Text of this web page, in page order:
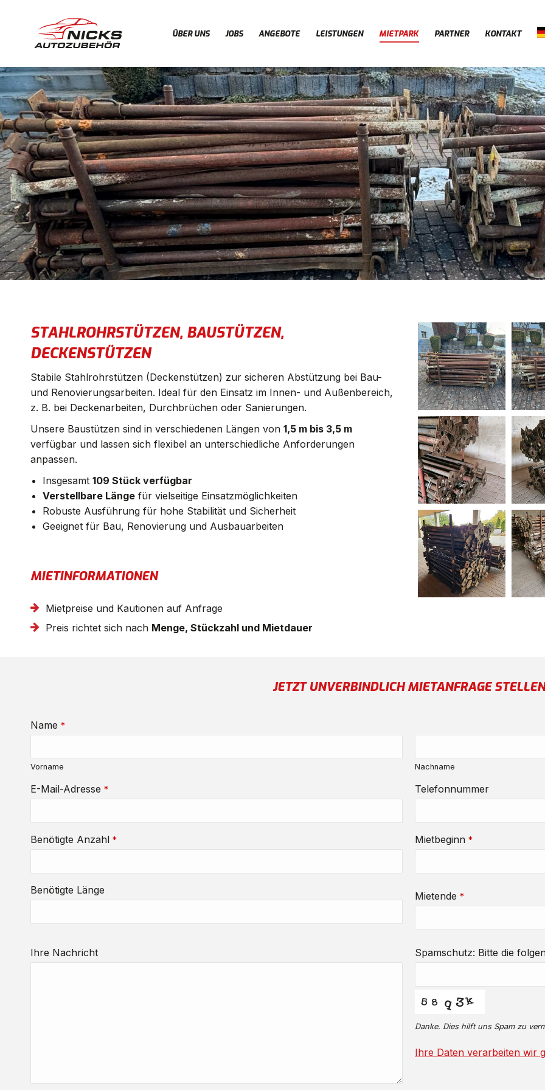
ÜBER UNS JOBS ANGEBOTE LEISTUNGEN MIETPARK PARTNER KONTAKT
STAHLROHRSTÜTZEN, BAUSTÜTZEN,
DECKENSTÜTZEN
Stabile Stahlrohrstützen (Deckenstützen) zur sicheren Abstützung bei Bau-
und Renovierungsarbeiten. Ideal für den Einsatz im Innen- und Außenbereich,
z. B. bei Deckenarbeiten, Durchbrüchen oder Sanierungen.
Unsere Baustützen sind in verschiedenen Längen von 1,5 m bis 3,5 m
verfügbar und lassen sich flexibel an unterschiedliche Anforderungen
anpassen.
Insgesamt 109 Stück verfügbar
Verstellbare Länge für vielseitige Einsatzmöglichkeiten
Robuste Ausführung für hohe Stabilität und Sicherheit
Geeignet für Bau, Renovierung und Ausbauarbeiten
MIETINFORMATIONEN
Mietpreise und Kautionen auf Anfrage
Preis richtet sich nach Menge, Stückzahl und Mietdauer
JETZT UNVERBINDLICH MIETANFRAGE STELLEN
Name *
Vorname Nachname
E-Mail-Adresse * Telefonnummer
Benötigte Anzahl *
Benötigte Länge
Mietbeginn *
Mietende *
Ihre Nachricht Spamschutz: Bitte die
Danke. Dies hilft uns Spam zu
Ihre Daten verarbeiten wir